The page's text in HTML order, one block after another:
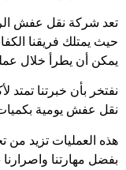
تعد شركة نقل عفش
حيث يمتلك فريقنا
يمكن أن يطرأ خلال
نفتخر بأن خبرتنا
نقل عفش يومية
هذه العمليات تزيد من
بفضل مهارتنا